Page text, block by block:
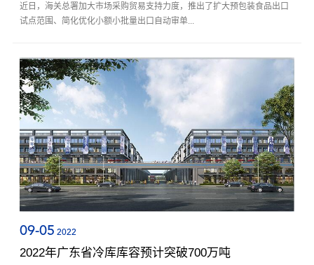
近日，海关总署加大市场采购贸易支持力度，推出了扩大预包装食品出口
试点范围、简化优化小额小批量出口自动审单...
09-05 2022
2022年广东省冷库库容预计突破700万吨